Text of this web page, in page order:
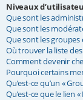
Niveaux
Que sont les
Que sont les
Que sont les groupes
Où trouver la liste
Comment devenir
Pourquoi certains
Qu’est-ce qu’un «
Qu’est-ce que le lien